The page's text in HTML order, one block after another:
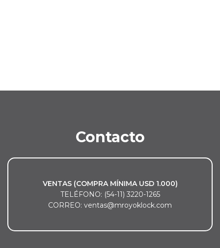
Contacto
VENTAS (COMPRA MÍNIMA USD 1.000)
TELÉFONO: (54-11) 3220-1265
CORREO: ventas@mroyoklock.com